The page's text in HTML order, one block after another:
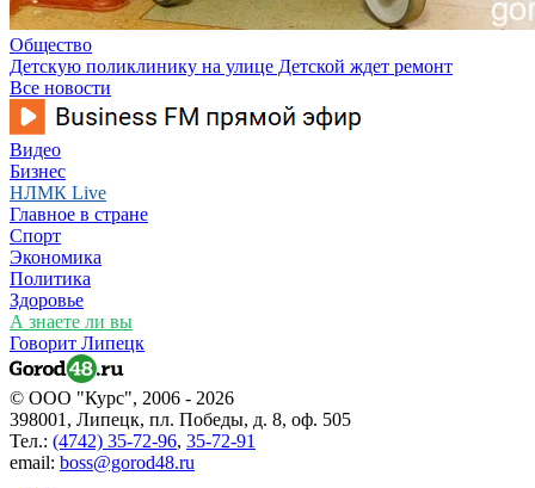
Общество
Детскую поликлинику на улице Детской ждет ремонт
Все новости
Видео
Бизнес
НЛМК Live
Главное в стране
Спорт
Экономика
Политика
Здоровье
А знаете ли вы
Говорит Липецк
© ООО "Курс", 2006 - 2026
398001, Липецк, пл. Победы, д. 8, оф. 505
Тел.: (4742) 35-72-96, 35-72-91
email: boss@gorod48.ru